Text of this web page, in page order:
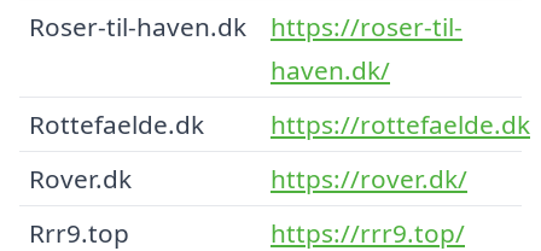
Roser-til-haven.dk
https://roser-til-
haven.dk/
Rottefaelde.dk
https://rottefaelde.dk
Rover.dk
https://rover.dk/
Rrr9.top
https://rrr9.top/